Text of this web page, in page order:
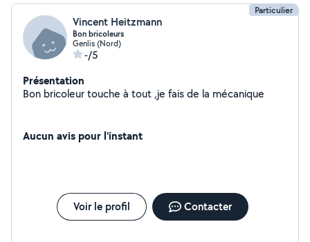
Particulier
Vincent Heitzmann
Bon bricoleurs
Genlis (Nord)
-/5
Présentation
Bon bricoleur touche à tout ,je fais de la mécanique
Aucun avis pour l'instant
Voir le profil Contacter